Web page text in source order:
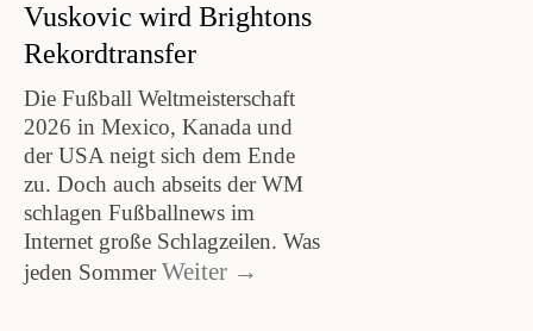
Vuskovic wird Brightons
Rekordtransfer
Die Fußball Weltmeisterschaft
2026 in Mexico, Kanada und
der USA neigt sich dem Ende
zu. Doch auch abseits der WM
schlagen Fußballnews im
Internet große Schlagzeilen. Was
jeden SommerWeiter →